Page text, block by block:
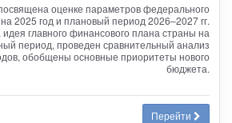
оценке параметров федерального
2025 год и плановый период 2026–2027 гг.
главного финансового плана страны на
период, проведен сравнительный анализ
обобщены основные приоритеты нового
бюджета.
Перейти